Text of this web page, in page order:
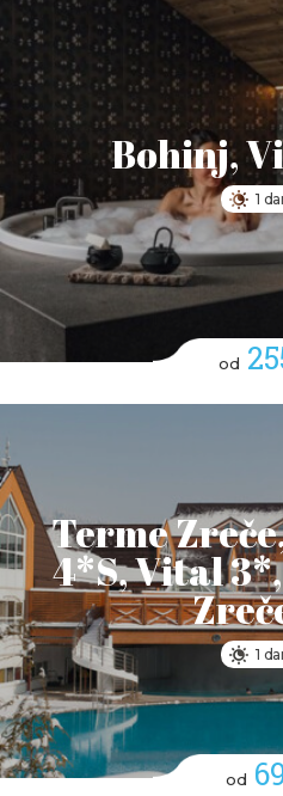
Bohinj,
1
od
Terme
4*S, Vital
1
od